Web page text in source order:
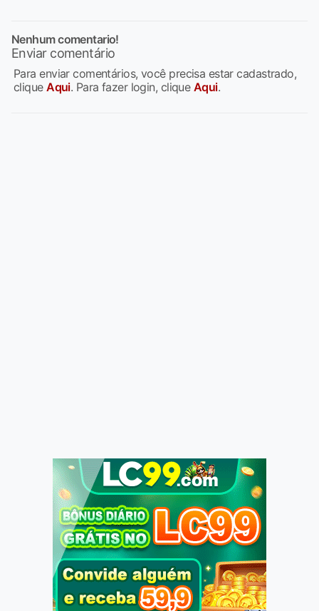
Nenhum comentario!
Enviar comentário
Para enviar comentários, você precisa estar cadastrado,
cliqueAqui. Para fazer login, clique Aqui.